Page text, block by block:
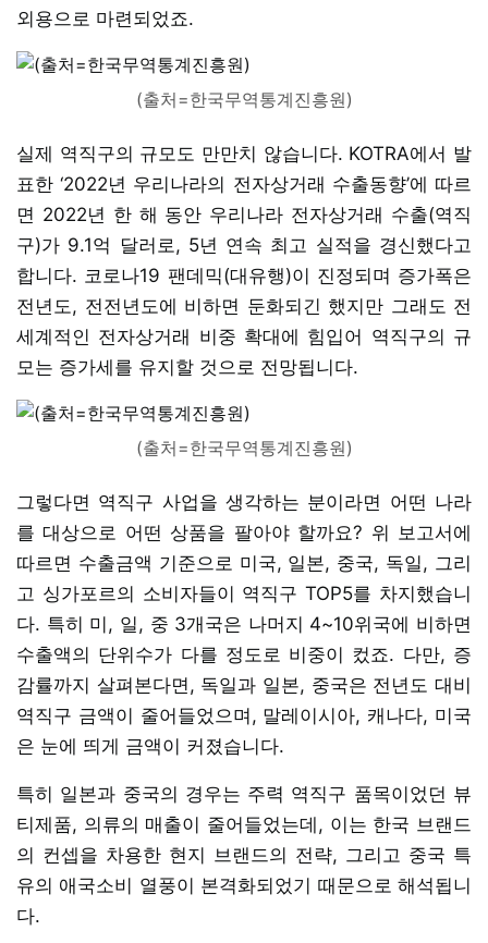
외용으로 마련되었죠.
(출처=한국무역통계진흥원)
실제 역직구의 규모도 만만치 않습니다. KOTRA에서 발
표한 ‘2022년 우리나라의 전자상거래 수출동향’에 따르
면 2022년 한 해 동안 우리나라 전자상거래 수출(역직
구)가 9.1억 달러로, 5년 연속 최고 실적을 경신했다고
합니다. 코로나19 팬데믹(대유행)이 진정되며 증가폭은
전년도, 전전년도에 비하면 둔화되긴 했지만 그래도 전
세계적인 전자상거래 비중 확대에 힘입어 역직구의 규
모는 증가세를 유지할 것으로 전망됩니다.
(출처=한국무역통계진흥원)
그렇다면 역직구 사업을 생각하는 분이라면 어떤 나라
를 대상으로 어떤 상품을 팔아야 할까요? 위 보고서에
따르면 수출금액 기준으로 미국, 일본, 중국, 독일, 그리
고 싱가포르의 소비자들이 역직구 TOP5를 차지했습니
다. 특히 미, 일, 중 3개국은 나머지 4~10위국에 비하면
수출액의 단위수가 다를 정도로 비중이 컸죠. 다만, 증
감률까지 살펴본다면, 독일과 일본, 중국은 전년도 대비
역직구 금액이 줄어들었으며, 말레이시아, 캐나다, 미국
은 눈에 띄게 금액이 커졌습니다.
특히 일본과 중국의 경우는 주력 역직구 품목이었던 뷰
티제품, 의류의 매출이 줄어들었는데, 이는 한국 브랜드
의 컨셉을 차용한 현지 브랜드의 전략, 그리고 중국 특
유의 애국소비 열풍이 본격화되었기 때문으로 해석됩니
다.